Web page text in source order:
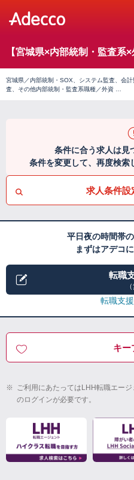
【宮城県×内部統制・監査系
宮城県／内部統制・SOX、システム監査、会
査、その他内部統制・監査系職種／外資 …
条件に合う求人は見
条件を変更して、再度検索
求人条件設
平日夜の時間帯
まずはアデコ
転職
転職支
キー
※ ご利用にあたってはLHH転職エー
のログインが必要です。